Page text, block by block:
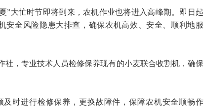
”大忙时节即将到来，农机作业也将进入高峰期。即日起
安全风险隐患大排查，确保农机高效、安全、顺利地服
社，专业技术人员检修保养现有的小麦联合收割机，确保
时进行检修保养，更换故障件，保障农机安全顺畅作